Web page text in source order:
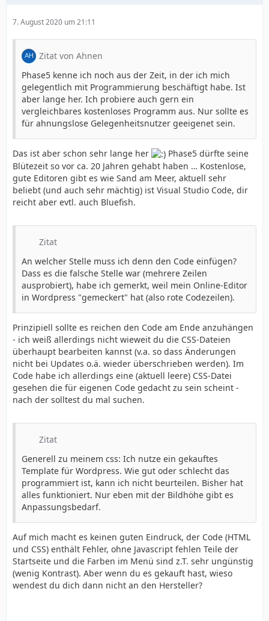
7. August 2020 um 21:11
Zitat von Ahnen
Phase5 kenne ich noch aus der Zeit, in der ich mich
gelegentlich mit Programmierung beschäftigt habe. Ist
aber lange her. Ich probiere auch gern ein
vergleichbares kostenloses Programm aus. Nur sollte es
für ahnungslose Gelegenheitsnutzer geeigenet sein.
Das ist aber schon sehr lange her
Phase5 dürfte seine
Blütezeit so vor ca. 20 Jahren gehabt haben … Kostenlose,
gute Editoren gibt es wie Sand am Meer, aktuell sehr
beliebt (und auch sehr mächtig) ist Visual Studio Code, dir
reicht aber evtl. auch Bluefish.
Zitat
An welcher Stelle muss ich denn den Code einfügen?
Dass es die falsche Stelle war (mehrere Zeilen
ausprobiert), habe ich gemerkt, weil mein Online-Editor
in Wordpress "gemeckert" hat (also rote Codezeilen).
Prinzipiell sollte es reichen den Code am Ende anzuhängen
- ich weiß allerdings nicht wieweit du die CSS-Dateien
überhaupt bearbeiten kannst (v.a. so dass Änderungen
nicht bei Updates o.ä. wieder überschrieben werden). Im
Code habe ich allerdings eine (aktuell leere) CSS-Datei
gesehen die für eigenen Code gedacht zu sein scheint -
nach der solltest du mal suchen.
Zitat
Generell zu meinem css: Ich nutze ein gekauftes
Template für Wordpress. Wie gut oder schlecht das
programmiert ist, kann ich nicht beurteilen. Bisher hat
alles funktioniert. Nur eben mit der Bildhöhe gibt es
Anpassungsbedarf.
Auf mich macht es keinen guten Eindruck, der Code (HTML
und CSS) enthält Fehler, ohne Javascript fehlen Teile der
Startseite und die Farben im Menü sind z.T. sehr ungünstig
(wenig Kontrast). Aber wenn du es gekauft hast, wieso
wendest du dich dann nicht an den Hersteller?